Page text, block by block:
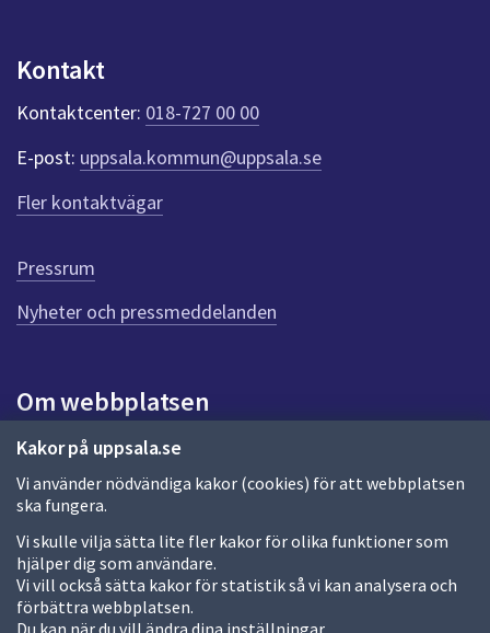
Kakor på uppsala.se
Vi använder nödvändiga kakor (cookies) för att webbplatsen
ska fungera.
Vi skulle vilja sätta lite fler kakor för olika funktioner som
hjälper dig som användare.
Vi vill också sätta kakor för statistik så vi kan analysera och
förbättra webbplatsen.
Du kan när du vill ändra dina inställningar.
k
t
e
r
f
ö
r
e
n
n
a
d
a
Kontakt
Kontaktcenter: 018-727 00 00
E-post: uppsala.kommun@uppsala.se
Fler kontaktvägar
Pressrum
Nyheter och pressmeddelanden
Om webbplatsen
Om webbplatsen
Allmänna handlingar och diarium
Behandling av personuppgifter
Kakor
Språk (other languages)